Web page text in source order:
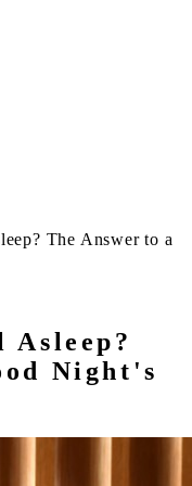
The Answer to a
Asleep?
Night's